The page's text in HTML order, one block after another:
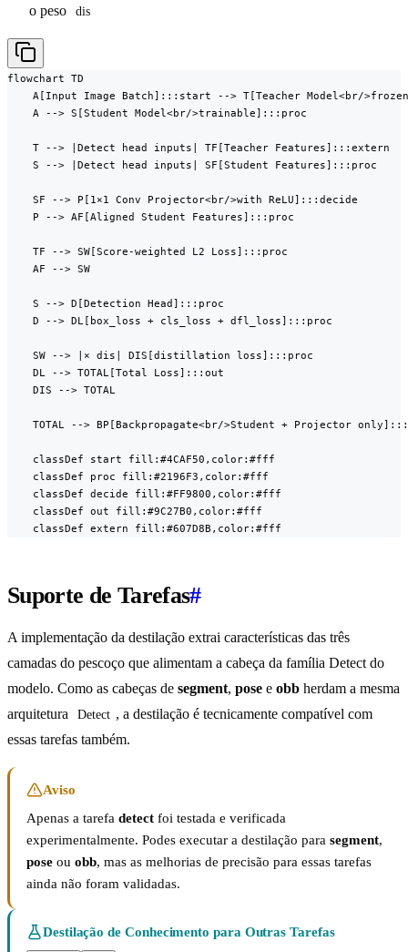
o peso
dis
flowchart TD
A[Input Image Batch]:::start --> T[Teacher Model<br/
    A --> S[Student Model<br/>trainable]:::proc
    T --> |Detect head inputs| TF[Teacher Features]:::extern
    S --> |Detect head inputs| SF[Student Features]:::proc
    SF --> P[1×1 Conv Projector<br/>with ReLU]:::decide
    P --> AF[Aligned Student Features]:::proc
    TF --> SW[Score-weighted L2 Loss]:::proc
    AF --> SW
    S --> D[Detection Head]:::proc
    D --> DL[box_loss + cls_loss + dfl_loss]:::proc
    SW --> |× dis| DIS[distillation loss]:::proc
    DL --> TOTAL[Total Loss]:::out
    DIS --> TOTAL
TOTAL --> BP[Backpropagate<br/>Student + Projector
    classDef start fill:#4CAF50,color:#fff
    classDef proc fill:#2196F3,color:#fff
    classDef decide fill:#FF9800,color:#fff
    classDef out fill:#9C27B0,color:#fff
    classDef extern fill:#607D8B,color:#fff
Suporte de Tarefas#
A implementação da destilação extrai características das três
camadas do pescoço que alimentam a cabeça da família Detect do
modelo. Como as cabeças de segment, pose e obb herdam a mesma
arquitetura
Detect , a destilação é tecnicamente compatível com
essas tarefas também.
Aviso
Apenas a tarefa detect foi testada e verificada
experimentalmente. Podes executar a destilação para segment,
pose ou obb, mas as melhorias de precisão para essas tarefas
ainda não foram validadas.
Destilação de Conhecimento para Outras Tarefas